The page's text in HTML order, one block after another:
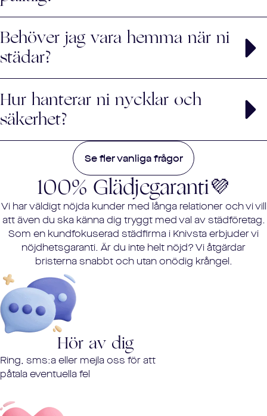
område.
bakgrundskontrollerad och utbildad för att ge dig bästa
möjliga service.
Behöver jag vara hemma när ni
städar?
när du inte är hemma. Vid första städtillfället kan det vara
bra att du är på plats för att träffa personalen och gå
igenom eventuella specifika önskemål.
Hur hanterar ni nycklar och
säkerhet?
Vi har säkra rutiner för nyckelhantering. Du kan välja att
kvittera ut en nyckel till oss, använda en nyckelbox, lämna
nyckeln hos en granne eller ge oss tillgång via
elektroniskt lås.
Se fler vanliga frågor
100% Glädjegaranti💜
Vi har väldigt nöjda kunder med långa relationer och vi vill
att även du ska känna dig tryggt med val av städföretag.
Som en kundfokuserad städfirma i Knivstaerbjuder vi
nöjdhetsgaranti. Är du inte helt nöjd? Vi åtgärdar
bristerna snabbt och utan onödig krångel.
Hör av dig
Ring, sms:a eller mejla oss för att
påtala eventuella fel